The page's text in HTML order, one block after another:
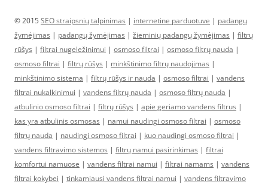
© 2015SEO straipsnių talpinimas | internetine parduotuve | padangų
žymėjimas | padangų žymėjimas | žieminių padangų žymėjimas | filtrų
rūšys | filtrai nugeležinimui | osmoso filtrai | osmoso filtrų nauda |
osmoso filtrai | filtrų rūšys | minkštinimo filtrų naudojimas |
minkštinimo sistema | filtrų rūšys ir nauda | osmoso filtrai | vandens
filtrai nukalkinimui | vandens filtrų nauda | osmoso filtrų nauda |
atbulinio osmoso filtrai | filtrų rūšys | apie geriamo vandens filtrus |
kas yra atbulinis osmosas | namui naudingi osmoso filtrai | osmoso
filtrų nauda | naudingi osmoso filtrai | kuo naudingi osmoso filtrai |
vandens filtravimo sistemos | filtrų namui pasirinkimas | filtrai
komfortui namuose | vandens filtrai namui | filtrai namams | vandens
filtrai kokybei | tinkamiausi vandens filtrai namui | vandens filtravimo